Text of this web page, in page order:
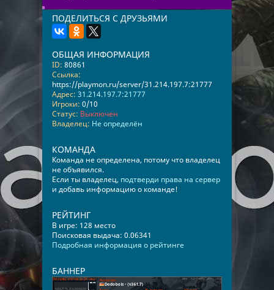
ПОДЕЛИТЬСЯ С ДРУЗЬЯМИ
ОБЩАЯ ИНФОРМАЦИЯ
ID: 80861
Ссылка:
https://playmon.ru/server/31.214.197.7:21777
Адрес: 31.214.197.7:21777
Игроки: 0/10
Статус: Выключен
Владелец: Не определён
КОМАНДА
Команда не определена, потому что владелец
не объявился.
Если ты владелец, подтверди права на сервер
и добавь информацию о команде!
РЕЙТИНГ
В игре: 128 место
Поисковая выдача: 0.06341
Подробная информация о рейтинге
БАННЕР